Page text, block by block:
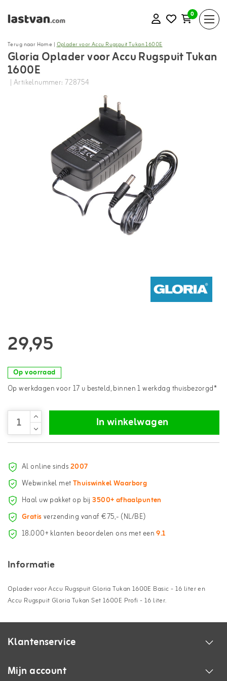
0
Terug naar Home |Oplader voor Accu Rugspuit Tukan 1600E
Gloria Oplader voor Accu Rugspuit Tukan
1600E
| Artikelnummer: 728754
29,95
Op voorraad
Op werkdagen voor 17 u besteld, binnen 1 werkdag thuisbezorgd*
In winkelwagen
Al online sinds2007
Webwinkel metThuiswinkel Waarborg
Haal uw pakket op bij3500+ afhaalpunten
Gratisverzending vanaf €75,- (NL/BE)
18.000+ klanten beoordelen ons met een9.1
Informatie
Oplader voor Accu Rugspuit Gloria Tukan 1600E Basic - 16 liter en
Accu Rugspuit Gloria Tukan Set 1600E Profi - 16 liter.
Klantenservice
Mijn account